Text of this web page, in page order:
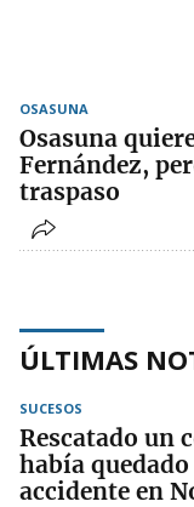
OSASUNA
Osasuna
Fernández,
traspaso
ÚLTIMAS
SUCESOS
Rescatado un
había
accidente en